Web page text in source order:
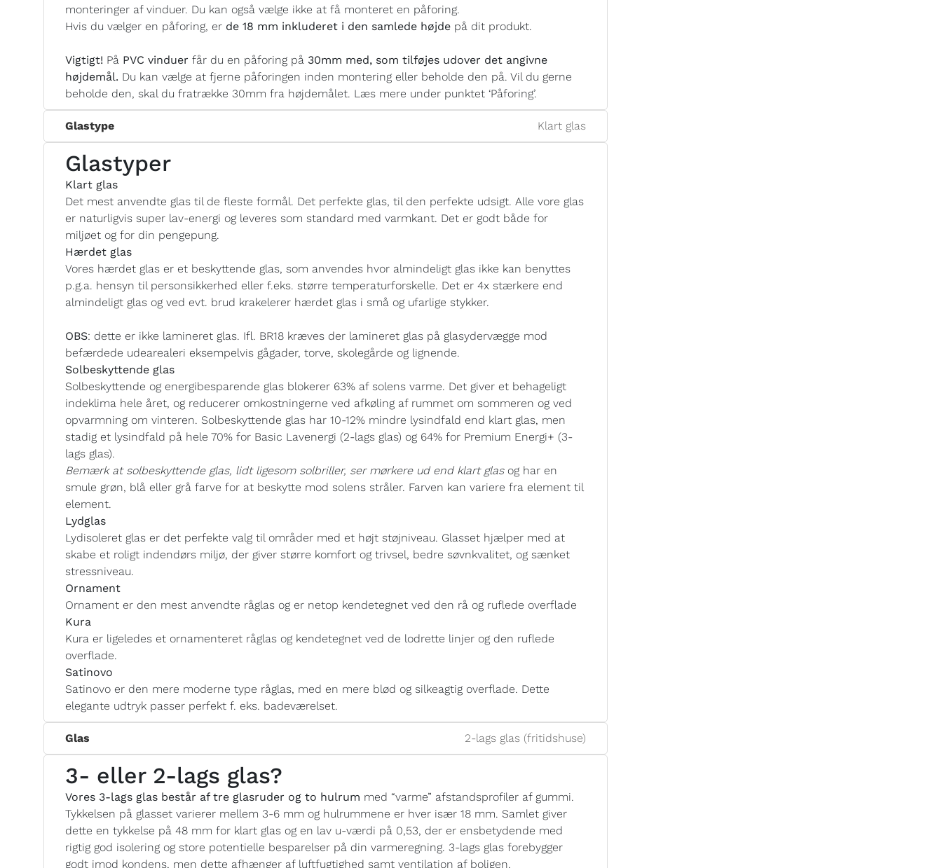
monteringer af vinduer. Du kan også vælge ikke at få monteret en påforing.
Hvis du vælger en påforing, er de 18 mm inkluderet i den samlede højde på dit produkt.
Vigtigt! På PVC vinduer får du en påforing på 30mm med, som tilføjes udover det angivne
højdemål. Du kan vælge at fjerne påforingen inden montering eller beholde den på. Vil du gerne
beholde den, skal du fratrække 30mm fra højdemålet. Læs mere under punktet ‘Påforing’.
Glastype Klart glas
Glastyper
Klart glas
Det mest anvendte glas til de fleste formål. Det perfekte glas, til den perfekte udsigt. Alle vore glas
er naturligvis super lav-energi og leveres som standard med varmkant. Det er godt både for
miljøet og for din pengepung.
Hærdet glas
Vores hærdet glas er et beskyttende glas, som anvendes hvor almindeligt glas ikke kan benyttes
p.g.a. hensyn til personsikkerhed eller f.eks. større temperaturforskelle. Det er 4x stærkere end
almindeligt glas og ved evt. brud krakelerer hærdet glas i små og ufarlige stykker.
OBS: dette er ikke lamineret glas. Ifl. BR18 kræves der lamineret glas på glasydervægge mod
befærdede udearealeri eksempelvis gågader, torve, skolegårde og lignende.
Solbeskyttende glas
Solbeskyttende og energibesparende glas blokerer 63% af solens varme. Det giver et behageligt
indeklima hele året, og reducerer omkostningerne ved afkøling af rummet om sommeren og ved
opvarmning om vinteren. Solbeskyttende glas har 10-12% mindre lysindfald end klart glas, men
stadig et lysindfald på hele 70% for Basic Lavenergi (2-lags glas) og 64% for Premium Energi+ (3-
lags glas).
Bemærk at solbeskyttende glas, lidt ligesom solbriller, ser mørkere ud end klart glasog har en
smule grøn, blå eller grå farve for at beskytte mod solens stråler. Farven kan variere fra element til
element.
Lydglas
Lydisoleret glas er det perfekte valg til områder med et højt støjniveau. Glasset hjælper med at
skabe et roligt indendørs miljø, der giver større komfort og trivsel, bedre søvnkvalitet, og sænket
stressniveau.
Ornament
Ornament er den mest anvendte råglas og er netop kendetegnet ved den rå og ruflede overflade
Kura
Kura er ligeledes et ornamenteret råglas og kendetegnet ved de lodrette linjer og den ruflede
overflade.
Satinovo
Satinovo er den mere moderne type råglas, med en mere blød og silkeagtig overflade. Dette
elegante udtryk passer perfekt f. eks. badeværelset.
Glas 2-lags glas (fritidshuse)
3- eller 2-lags glas?
Vores 3-lags glas består af tre glasruder og to hulrum med “varme” afstandsprofiler af gummi.
Tykkelsen på glasset varierer mellem 3-6 mm og hulrummene er hver især 18 mm. Samlet giver
dette en tykkelse på 48 mm for klart glas og en lav u-værdi på 0,53, der er ensbetydende med
rigtig god isolering og store potentielle besparelser på din varmeregning. 3-lags glas forebygger
godt imod kondens, men dette afhænger af luftfugtighed samt ventilation af boligen.